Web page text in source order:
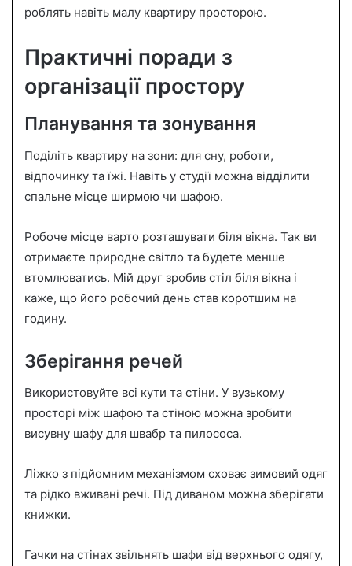
роблять навіть малу квартиру просторою.
Практичні поради з
організації простору
Планування та зонування
Поділіть квартиру на зони: для сну, роботи,
відпочинку та їжі. Навіть у студії можна відділити
спальне місце ширмою чи шафою.
Робоче місце варто розташувати біля вікна. Так ви
отримаєте природне світло та будете менше
втомлюватись. Мій друг зробив стіл біля вікна і
каже, що його робочий день став коротшим на
годину.
Зберігання речей
Використовуйте всі кути та стіни. У вузькому
просторі між шафою та стіною можна зробити
висувну шафу для швабр та пилососа.
Ліжко з підйомним механізмом сховає зимовий одяг
та рідко вживані речі. Під диваном можна зберігати
книжки.
Гачки на стінах звільнять шафи від верхнього одягу,